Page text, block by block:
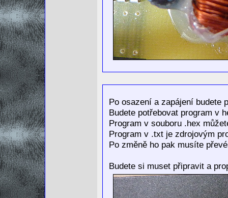
Po osazení a zapájení budete
Budete potřebovat program v
Program v souboru .hex
Program v .txt je zdrojovým
Po změně ho pak musíte
Budete si muset připravit a